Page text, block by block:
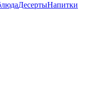
ДесертыНапитки